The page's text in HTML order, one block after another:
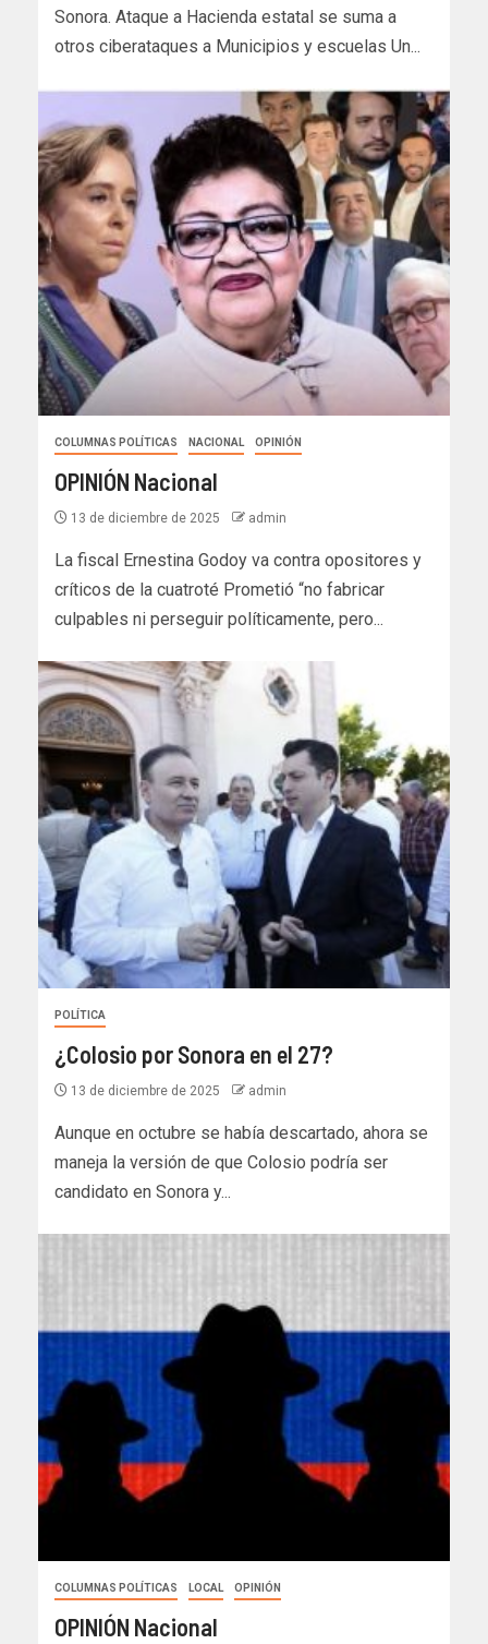
Sonora. Ataque a Hacienda estatal se suma a
otros ciberataques a Municipios y escuelas Un...
COLUMNAS POLÍTICAS NACIONAL OPINIÓN
OPINIÓN Nacional
13 de diciembre de 2025 admin
La fiscal Ernestina Godoy va contra opositores y
críticos de la cuatroté Prometió “no fabricar
culpables ni perseguir políticamente, pero...
POLÍTICA
¿Colosio por Sonora en el 27?
13 de diciembre de 2025 admin
Aunque en octubre se había descartado, ahora se
maneja la versión de que Colosio podría ser
candidato en Sonora y...
COLUMNAS POLÍTICAS LOCAL OPINIÓN
OPINIÓN Nacional